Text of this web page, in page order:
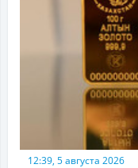
12:39, 5 августа 2026